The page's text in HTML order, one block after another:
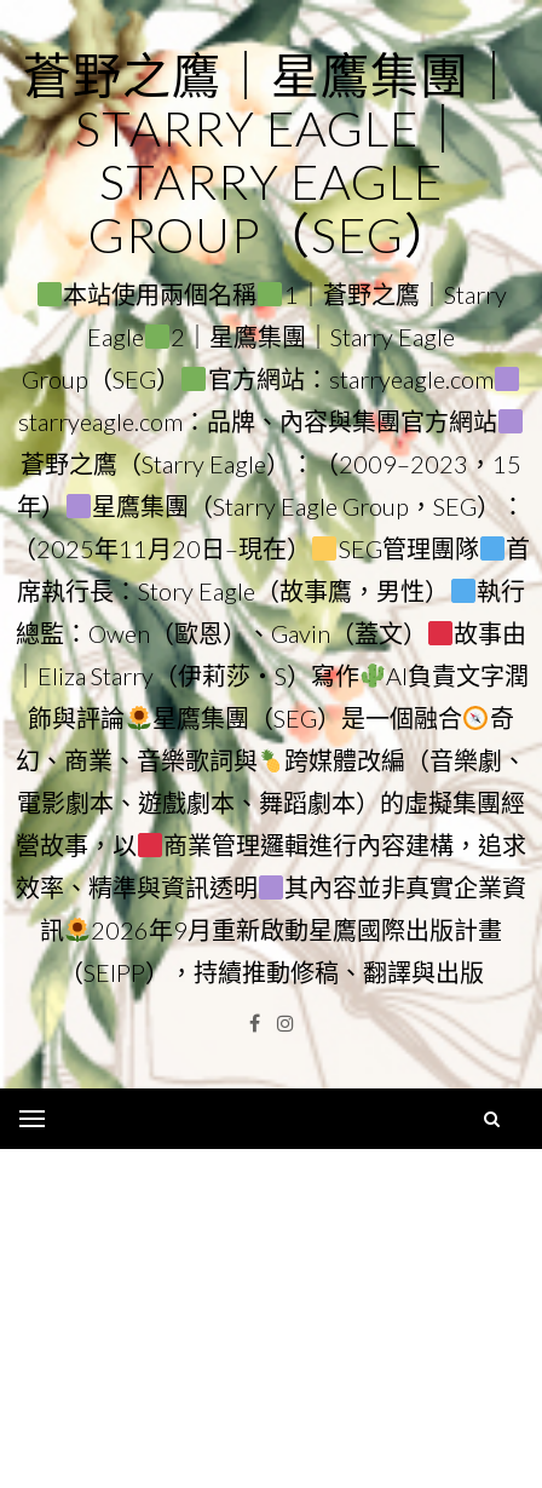
to
content
蒼野之鷹｜星鷹集團｜
STARRY EAGLE｜
STARRY EAGLE
GROUP（SEG）
本站使用兩個名稱
1｜蒼野之鷹｜Starry
Eagle
2｜星鷹集團｜Starry Eagle
Group（SEG）
官方網站：starryeagle.com
starryeagle.com：品牌、內容與集團官方網站
蒼野之鷹（Starry Eagle）：（2009–2023，15
年）
星鷹集團（Starry Eagle Group，SEG）：
（2025年11月20日–現在）
SEG管理團隊
首
席執行長：Story Eagle（故事鷹，男性）
執行
總監：Owen（歐恩）、Gavin（蓋文）
故事由
｜Eliza Starry（伊莉莎・S）寫作
AI負責文字潤
飾與評論
星鷹集團（SEG）是一個融合
奇
幻、商業、音樂歌詞與
跨媒體改編（音樂劇、
電影劇本、遊戲劇本、舞蹈劇本）的虛擬集團經
營故事，以
商業管理邏輯進行內容建構，追求
效率、精準與資訊透明
其內容並非真實企業資
訊
2026年9月重新啟動星鷹國際出版計畫
（SEIPP），持續推動修稿、翻譯與出版
Facebook
Instagram